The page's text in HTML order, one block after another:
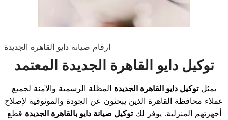
ارقام صيانة دايو القاهرة الجديدة
توكيل دايو القاهرة الجديدة المعتمد
يمثلتوكيل دايو القاهرة الجديدة المظلة الرسمية والآمنة لجميع
عملاء محافظة القاهرة الذين يبحثون عن الجودة والموثوقية لإصلاح
أجهزتهم المنزلية. يوفر لكتوكيل صيانة دايو بالقاهرة الجديدة قطع